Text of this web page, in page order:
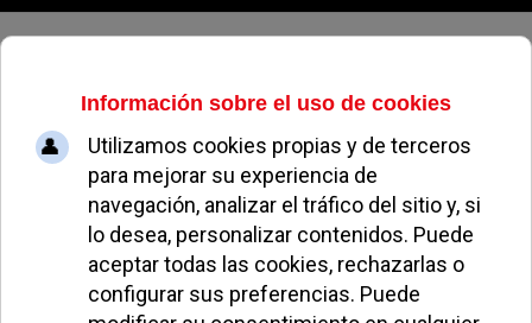
Lunes, 10 de agosto de 2026
easyAlquiler se asienta como líder
en alquiler de maquinaria en
Madrid
JUAN FERNÁNDEZ NOTICIAS DE POZUELO 27 ABRIL 2022